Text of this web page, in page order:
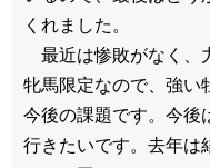
くれました。
最近は惨敗がなく、
牝馬限定なので、強い
今後の課題です。今後
行きたいです。去年は